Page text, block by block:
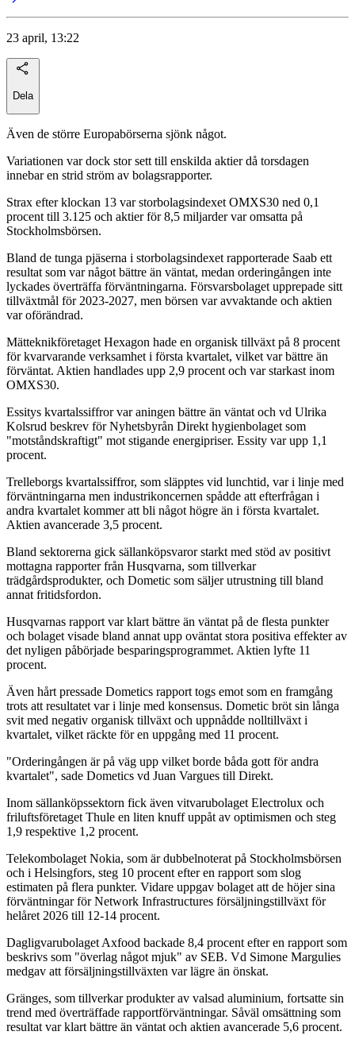
23 april, 13:22
Dela
Även de större Europabörserna sjönk något.
Variationen var dock stor sett till enskilda aktier då torsdagen
innebar en strid ström av bolagsrapporter.
Strax efter klockan 13 var storbolagsindexet OMXS30 ned 0,1
procent till 3.125 och aktier för 8,5 miljarder var omsatta på
Stockholmsbörsen.
Bland de tunga pjäserna i storbolagsindexet rapporterade Saab ett
resultat som var något bättre än väntat, medan orderingången inte
lyckades överträffa förväntningarna. Försvarsbolaget upprepade sitt
tillväxtmål för 2023-2027, men börsen var avvaktande och aktien
var oförändrad.
Mätteknikföretaget Hexagon hade en organisk tillväxt på 8 procent
för kvarvarande verksamhet i första kvartalet, vilket var bättre än
förväntat. Aktien handlades upp 2,9 procent och var starkast inom
OMXS30.
Essitys kvartalssiffror var aningen bättre än väntat och vd Ulrika
Kolsrud beskrev för Nyhetsbyrån Direkt hygienbolaget som
"motståndskraftigt" mot stigande energipriser. Essity var upp 1,1
procent.
Trelleborgs kvartalssiffror, som släpptes vid lunchtid, var i linje med
förväntningarna men industrikoncernen spådde att efterfrågan i
andra kvartalet kommer att bli något högre än i första kvartalet.
Aktien avancerade 3,5 procent.
Bland sektorerna gick sällanköpsvaror starkt med stöd av positivt
mottagna rapporter från Husqvarna, som tillverkar
trädgårdsprodukter, och Dometic som säljer utrustning till bland
annat fritidsfordon.
Husqvarnas rapport var klart bättre än väntat på de flesta punkter
och bolaget visade bland annat upp oväntat stora positiva effekter av
det nyligen påbörjade besparingsprogrammet. Aktien lyfte 11
procent.
Även hårt pressade Dometics rapport togs emot som en framgång
trots att resultatet var i linje med konsensus. Dometic bröt sin långa
svit med negativ organisk tillväxt och uppnådde nolltillväxt i
kvartalet, vilket räckte för en uppgång med 11 procent.
"Orderingången är på väg upp vilket borde båda gott för andra
kvartalet", sade Dometics vd Juan Vargues till Direkt.
Inom sällanköpssektorn fick även vitvarubolaget Electrolux och
friluftsföretaget Thule en liten knuff uppåt av optimismen och steg
1,9 respektive 1,2 procent.
Telekombolaget Nokia, som är dubbelnoterat på Stockholmsbörsen
och i Helsingfors, steg 10 procent efter en rapport som slog
estimaten på flera punkter. Vidare uppgav bolaget att de höjer sina
förväntningar för Network Infrastructures försäljningstillväxt för
helåret 2026 till 12-14 procent.
Dagligvarubolaget Axfood backade 8,4 procent efter en rapport som
beskrivs som "överlag något mjuk" av SEB. Vd Simone Margulies
medgav att försäljningstillväxten var lägre än önskat.
Gränges, som tillverkar produkter av valsad aluminium, fortsatte sin
trend med överträffade rapportförväntningar. Såväl omsättning som
resultat var klart bättre än väntat och aktien avancerade 5,6 procent.